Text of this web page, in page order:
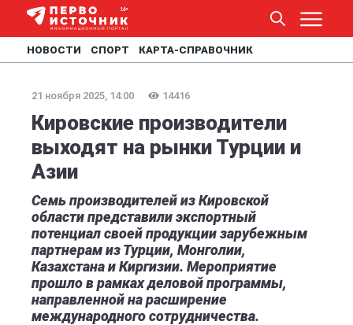
НОВОСТИ СПОРТ КАРТА-СПРАВОЧНИК
21 ноября 2025, 14:00 14416
Кировские производители
выходят на рынки Турции и
Азии
Семь производителей из Кировской
области представили экспортный
потенциал своей продукции зарубежным
партнерам из Турции, Монголии,
Казахстана и Киргизии. Мероприятие
прошло в рамках деловой программы,
направленной на расширение
международного сотрудничества.